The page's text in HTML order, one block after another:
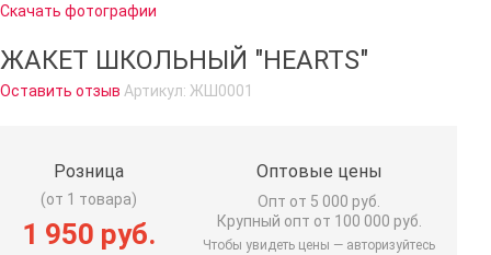
Скачать фотографии
ЖАКЕТ ШКОЛЬНЫЙ "HEARTS"
Оставить отзыв Артикул: ЖШ0001
Розница
(от 1 товара)
1 950 руб.
Оптовые цены
Опт от 5 000 руб.
Крупный опт от 100 000 руб.
Чтобы увидеть цены — авторизуйтесь